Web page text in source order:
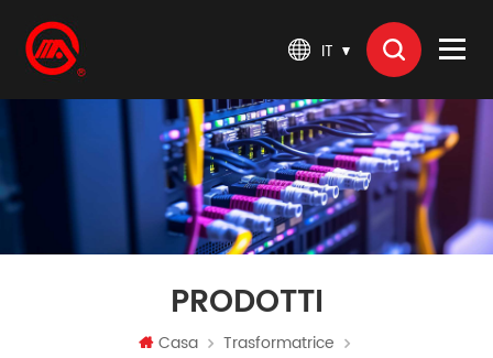
IT
PRODOTTI
Casa
Trasformatrice